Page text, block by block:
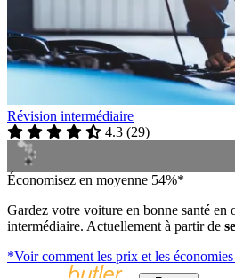
Révision intermédiaire
4.3 (29)
Économisez en moyenne 54%*
Gardez votre voiture en bonne santé en
intermédiaire. Actuellement à partir de
*Voir comment les prix et les